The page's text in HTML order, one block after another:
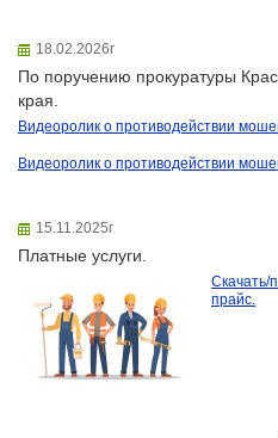
18.02.2026г
По поручению прокуратуры
края.
Видеоролик о противодействии
Видеоролик о противодействии
15.11.2025г
Платные услуги.
Скачать/
прайс.